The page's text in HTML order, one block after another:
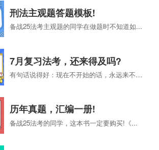
刑法主观题答题模板!
备战25法考主观题的同学在做题时不知道如...
7月复习法考，还来得及吗?
有句话说得好：现在不开始的话，永远来不及...
历年真题，汇编一册!
备战25法考的同学，这本书一定要购买!《...